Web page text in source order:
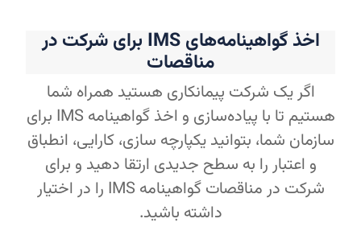
اخذ گواهینامه‌های IMS برای شرکت در
مناقصات
اگر یک شرکت پیمانکاری هستید همراه شما
هستیم تا با پیاده‌سازی و اخذ گواهینامه‌ IMS برای
سازمان شما، بتوانید یکپارچه سازی، کارایی، انطباق
و اعتبار را به سطح جدیدی ارتقا دهید و برای
شرکت در مناقصات گواهینامه IMS را در اختیار
داشته باشید.